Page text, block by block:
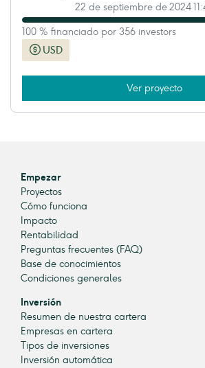
USD
22 de septiembre de 2024
100 % financiado por 356 investors
Ver proyecto
Empezar
Proyectos
Cómo funciona
Impacto
Rentabilidad
Preguntas frecuentes (FAQ)
Base de conocimientos
Condiciones generales
Inversión
Resumen de nuestra cartera
Empresas en cartera
Tipos de inversiones
Inversión automática